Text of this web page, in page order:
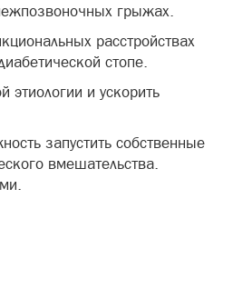
грыжах.
расстройствах
стопе.
этиологии и ускорить
запустить собственные
вмешательства.